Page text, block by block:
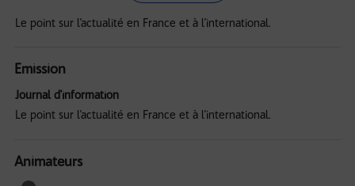
Le point sur l’actualité en France et à l’international.
Emission
Journal d'information
Le point sur l’actualité en France et à l’international.
Animateurs